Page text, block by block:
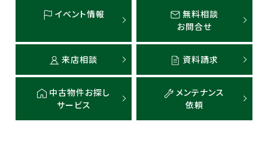
イベント情報
無料相談
お問合せ
来店相談 資料請求
中古物件お探し
サービス
メンテナンス
依頼